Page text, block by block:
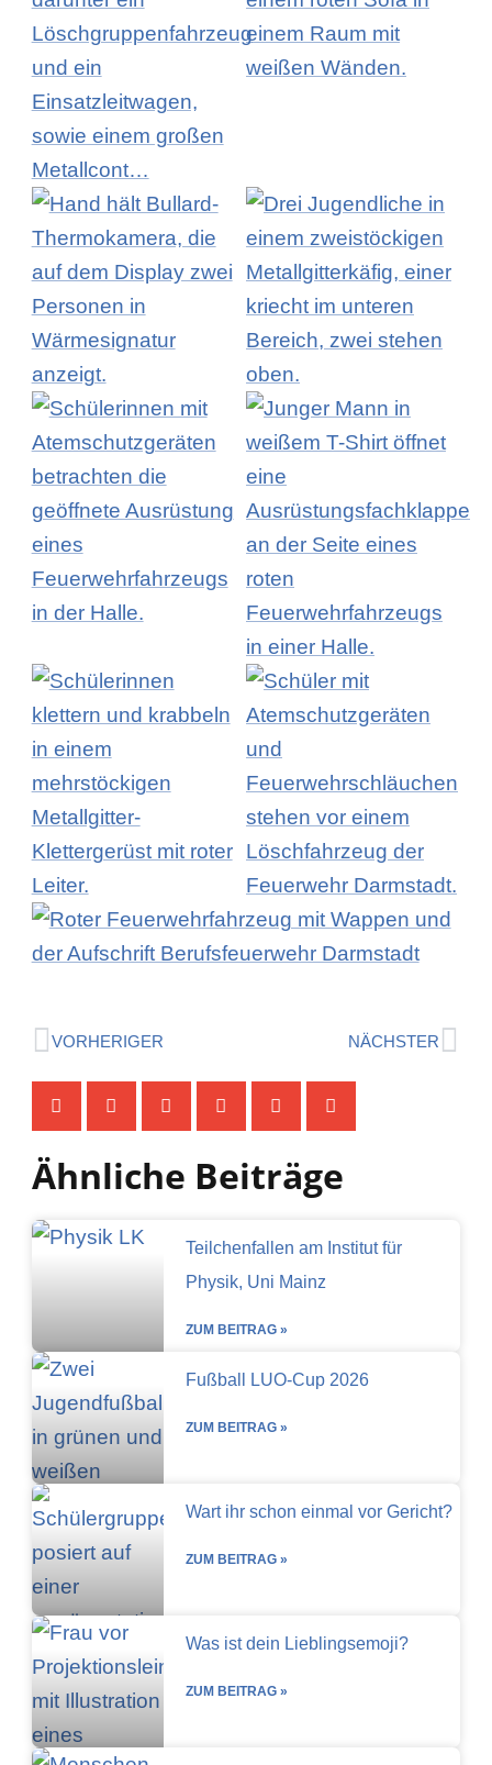
Zurück
VORHERIGER NÄCHSTER
Ähnliche Beiträge
Teilchenfallen am Institut für
Physik, Uni Mainz
ZUM BEITRAG »
Fußball LUO-Cup 2026
ZUM BEITRAG »
Wart ihr schon einmal vor Gericht?
ZUM BEITRAG »
Was ist dein Lieblingsemoji?
ZUM BEITRAG »